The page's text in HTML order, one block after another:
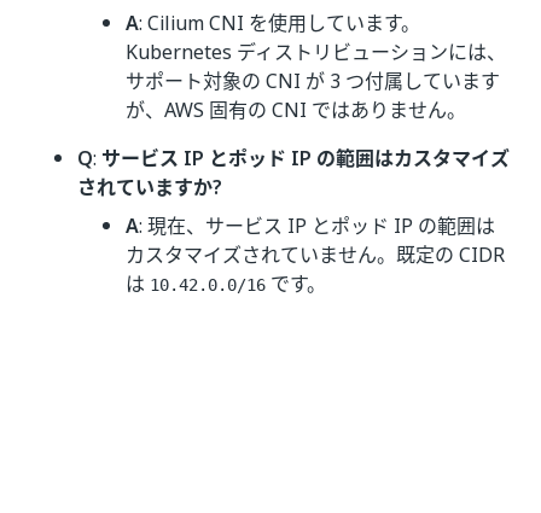
A: Cilium CNI を使用しています。
Kubernetes ディストリビューションには、
サポート対象の CNI が 3 つ付属しています
が、AWS 固有の CNI ではありません。
Q: サービス IP とポッド IP の範囲はカスタマイズ
されていますか?
A: 現在、サービス IP とポッド IP の範囲は
カスタマイズされていません。既定の CIDR
は 10.42.0.0/16 です。